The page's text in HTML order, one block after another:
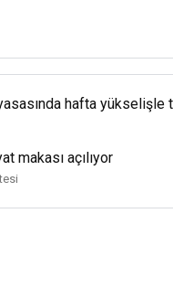
hafta yükselişle
makası açılıyor